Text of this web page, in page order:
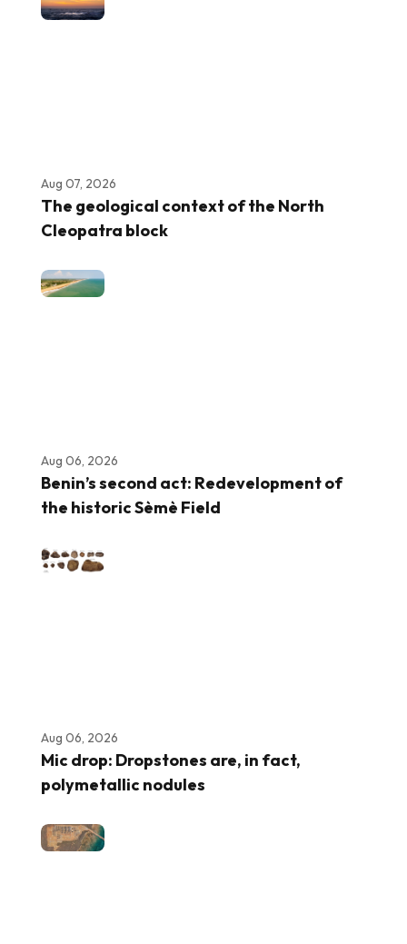
Aug 07, 2026
The geological context of the North
Cleopatra block
Aug 06, 2026
Benin’s second act: Redevelopment of
the historic Sèmè Field
Aug 06, 2026
Mic drop: Dropstones are, in fact,
polymetallic nodules